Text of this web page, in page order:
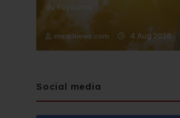
du Royaume
medi1news.com 4 Aug 2026
Social media